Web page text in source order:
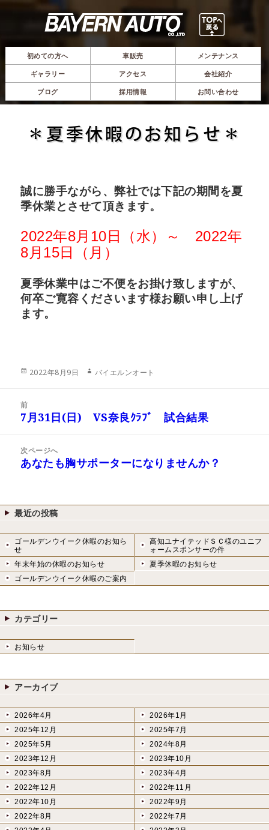
初めての方へ 車販売 メンテナンス
ギャラリー アクセス 会社紹介
ブログ 採用情報 お問い合わせ
＊夏季休暇のお知らせ＊
誠に勝手ながら、弊社では下記の期間を夏
季休業とさせて頂きます。
2022年8月10日（水）～ 2022年
8月15日（月）
夏季休業中はご不便をお掛け致しますが、
何卒ご寛容くださいます様お願い申し上げ
ます。
投
2022年8月9日
作
バイエルンオート
ン
前
前
投
稿:
7月31日(日) VS奈良ｸﾗﾌﾞ 試合結果
次ページへ
次
稿:
あなたも胸サポーターになりませんか？
最近の投稿
ゴールデンウイーク休暇のお知ら
せ
高知ユナイテッドＳＣ様のユニフ
ォームスポンサーの件
年末年始の休暇のお知らせ
夏季休暇のお知らせ
ゴールデンウイーク休暇のご案内
カテゴリー
お知らせ
アーカイブ
2026年4月
2026年1月
2025年12月
2025年7月
2025年5月
2024年8月
2023年12月
2023年10月
2023年8月
2023年4月
2022年12月
2022年11月
2022年10月
2022年9月
2022年8月
2022年7月